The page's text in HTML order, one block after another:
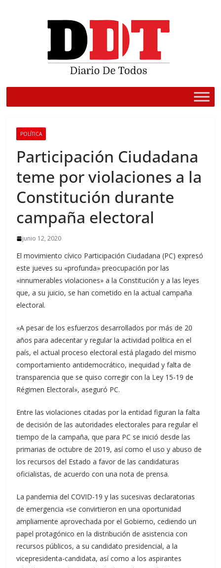
POLÍTICA
Participación Ciudadana
teme por violaciones a la
Constitución durante
campaña electoral
junio 12, 2020
El movimiento cívico Participación Ciudadana (PC) expresó
este jueves su «profunda» preocupación por las
«innumerables violaciones» a la Constitución y a las leyes
que, a su juicio, se han cometido en la actual campaña
electoral.
«A pesar de los esfuerzos desarrollados por más de 20
años para adecentar y regular la actividad política en el
país, el actual proceso electoral está plagado del mismo
comportamiento antidemocrático, inequidad y falta de
transparencia que se quiso corregir con la Ley 15-19 de
Régimen Electoral», aseguró PC.
Entre las violaciones citadas por la entidad figuran la falta
de decisión de las autoridades electorales para regular el
tiempo de la campaña, que para PC se inició desde las
primarias de octubre de 2019, así como el uso y abuso de
los recursos del Estado a favor de las candidaturas
oficialistas, de acuerdo con una nota de prensa.
La pandemia del COVID-19 y las sucesivas declaratorias
de emergencia «se convirtieron en una oportunidad
ampliamente aprovechada por el Gobierno, cediendo un
papel protagónico en la distribución de asistencia con
recursos públicos, a su candidato presidencial, a la
vicepresidenta-candidata, así como a los aspirantes